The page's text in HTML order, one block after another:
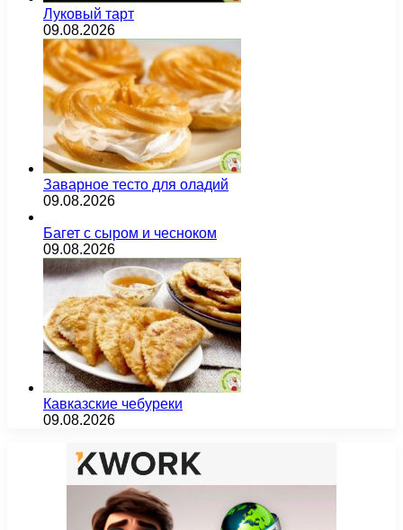
Луковый тарт
09.08.2026
Заварное тесто для оладий
09.08.2026
Багет с сыром и чесноком
09.08.2026
Кавказские чебуреки
09.08.2026